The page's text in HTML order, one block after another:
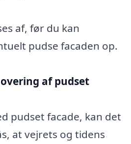
af, før du kan
pudse facaden op.
af pudset
pudset facade, kan det
at vejrets og tidens